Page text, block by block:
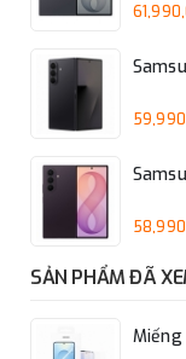
SẢN PHẨM ĐÃ